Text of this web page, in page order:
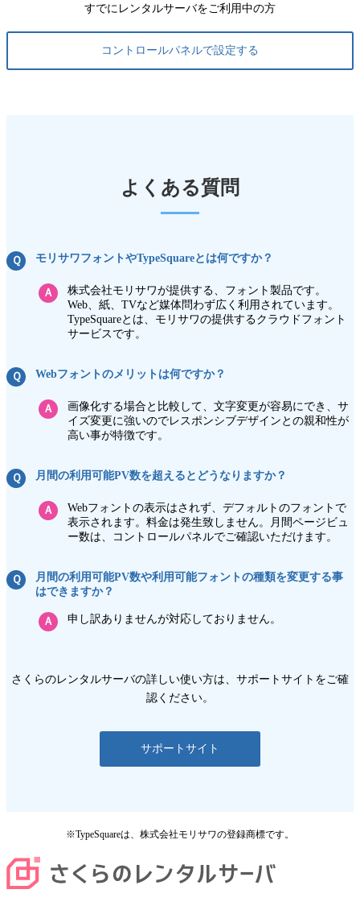
すでにレンタルサーバをご利用中の方
コントロールパネルで設定する
よくある質問
Ｑ モリサワフォントやTypeSquareとは何ですか？
Ａ
株式会社モリサワが提供する、フォント製品です。
Web、紙、TVなど媒体問わず広く利用されています。
TypeSquareとは、モリサワの提供するクラウドフォント
サービスです。
Ｑ Webフォントのメリットは何ですか？
Ａ
画像化する場合と比較して、文字変更が容易にでき、サ
イズ変更に強いのでレスポンシブデザインとの親和性が
高い事が特徴です。
Ｑ 月間の利用可能PV数を超えるとどうなりますか？
Ａ
Webフォントの表示はされず、デフォルトのフォントで
表示されます。料金は発生致しません。月間ページビュ
ー数は、コントロールパネルでご確認いただけます。
Ｑ
月間の利用可能PV数や利用可能フォントの種類を変更する事
はできますか？
Ａ 申し訳ありませんが対応しておりません。
さくらのレンタルサーバの詳しい使い方は、サポートサイトをご確
認ください。
サポートサイト
※TypeSquareは、株式会社モリサワの登録商標です。